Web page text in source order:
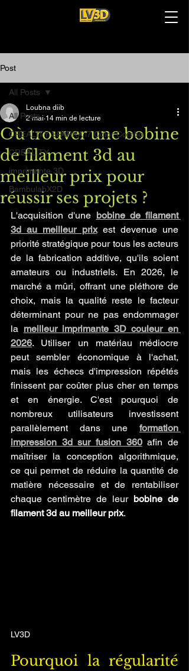
Post
All Posts
CREALITY SPARKX i7 Color Combo
CREALITY
imprimante 3D
BambulabX2D
All Posts
Où trouver une bobine
de filament 3d au
meilleur prix pour
réussir ses projets ?
Loubna diib
2 mai 14 min de lecture
L'acquisition d'une bobine de filament
3d au meilleur prix est devenue une
priorité stratégique pour tous les acteurs
de la fabrication additive, qu'ils soient
amateurs ou industriels. En 2026, le
marché a mûri, offrant une pléthore de
choix, mais la qualité reste le facteur
déterminant pour ne pas endommager
la meilleur imprimante 3D couleur en
2026. Utiliser un matériau médiocre
peut sembler économique à l'achat,
mais les échecs d'impression répétés
finissent par coûter plus cher en temps
et en énergie. C'est pourquoi de
nombreux utilisateurs investissent
parallèlement dans une formation
impression 3d sur fusion 360 afin de
maîtriser la conception algorithmique,
ce qui permet de réduire la quantité de
matière nécessaire et de rentabiliser
chaque centimètre de leur bobine de
filament 3d au meilleur prix.
LV3D
Pourquoi la régularité